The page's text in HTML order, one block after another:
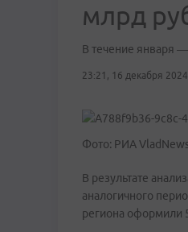
млрд
В течение января
23:21, 16 декабря 2024
Фото: РИА
В результате
аналогичного
региона оформили